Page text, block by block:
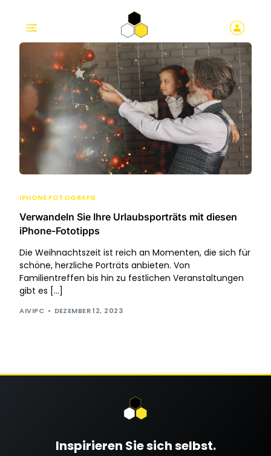
IPHONE FOTOGRAFIE
Verwandeln Sie Ihre Urlaubsporträts mit diesen
iPhone-Fototipps
Die Weihnachtszeit ist reich an Momenten, die sich für
schöne, herzliche Porträts anbieten. Von
Familientreffen bis hin zu festlichen Veranstaltungen
gibt es […]
AIVIPC DEZEMBER 12, 2023
Inspirieren Sie sich selbst.